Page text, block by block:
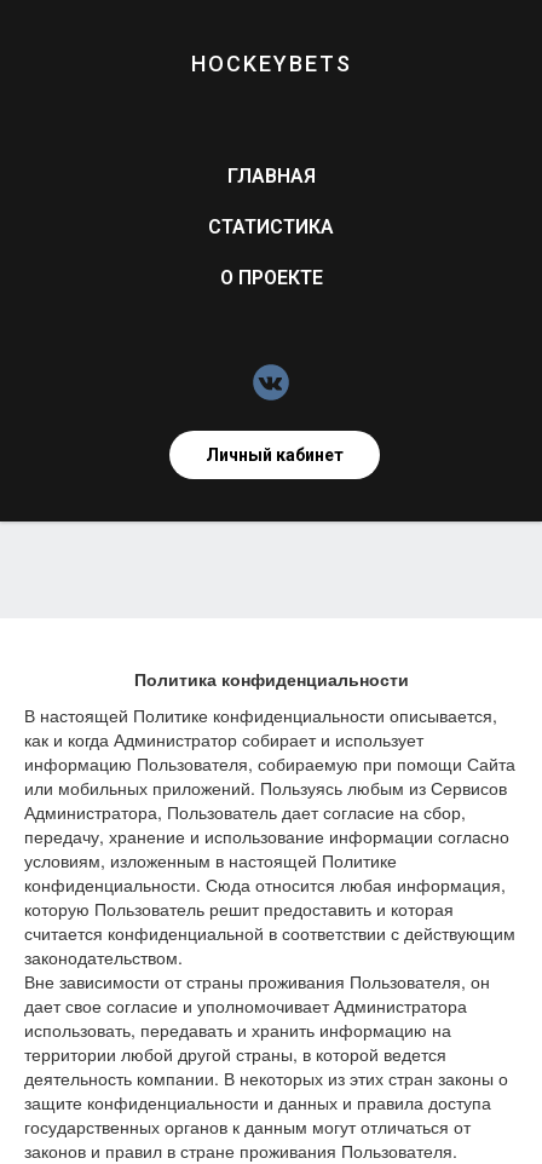
HOCKEYBETS
ГЛАВНАЯ
СТАТИСТИКА
О ПРОЕКТЕ
Личный кабинет
Политика конфиденциальности
В настоящей Политике конфиденциальности описывается,
как и когда Администратор собирает и использует
информацию Пользователя, собираемую при помощи Сайта
или мобильных приложений. Пользуясь любым из Сервисов
Администратора, Пользователь дает согласие на сбор,
передачу, хранение и использование информации согласно
условиям, изложенным в настоящей Политике
конфиденциальности. Сюда относится любая информация,
которую Пользователь решит предоставить и которая
считается конфиденциальной в соответствии с действующим
законодательством.
Вне зависимости от страны проживания Пользователя, он
дает свое согласие и уполномочивает Администратора
использовать, передавать и хранить информацию на
территории любой другой страны, в которой ведется
деятельность компании. В некоторых из этих стран законы о
защите конфиденциальности и данных и правила доступа
государственных органов к данным могут отличаться от
законов и правил в стране проживания Пользователя.